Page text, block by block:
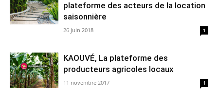
plateforme des acteurs de la location
saisonnière
26 juin 2018 1
KAOUVÉ, La plateforme des
producteurs agricoles locaux
11 novembre 2017 1